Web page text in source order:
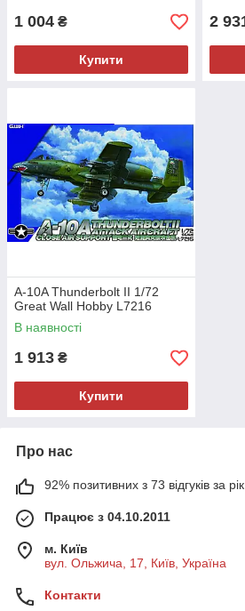
1 004 ₴
Купити
2
A-10A Thunderbolt II 1/72
Great Wall Hobby L7216
В наявності
1 913 ₴
Купити
Про нас
92% позитивних з 73 відгуків за рік
Працює з 04.10.2011
м. Київ
вул. Ольжича, 17, Київ, Україна
Контакти